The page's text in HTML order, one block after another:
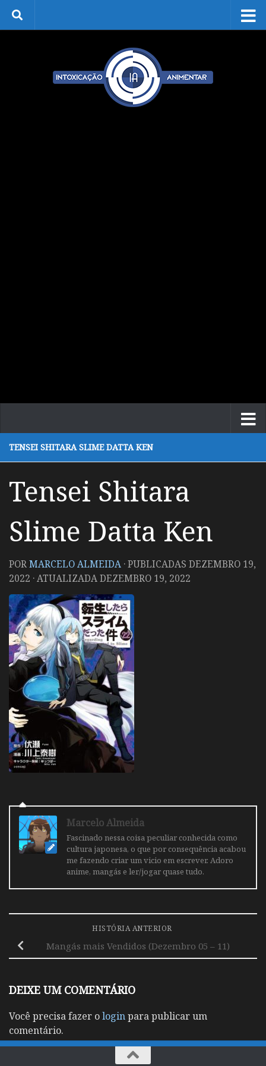
Skip to content
TENSEI SHITARA SLIME DATTA KEN
Tensei Shitara
Slime Datta Ken
PORMARCELO ALMEIDA · PUBLICADAS DEZEMBRO 19,
2022 · ATUALIZADADEZEMBRO 19, 2022
Marcelo Almeida
Fascinado nessa coisa peculiar conhecida como
cultura japonesa, o que por consequência acabou
me fazendo criar um vicio em escrever. Adoro
anime, mangás e ler/jogar quase tudo.
HISTÓRIA ANTERIOR
Mangás mais Vendidos (Dezembro 05 – 11)
DEIXE UM COMENTÁRIO
Você precisa fazer ologinpara publicar um
comentário.